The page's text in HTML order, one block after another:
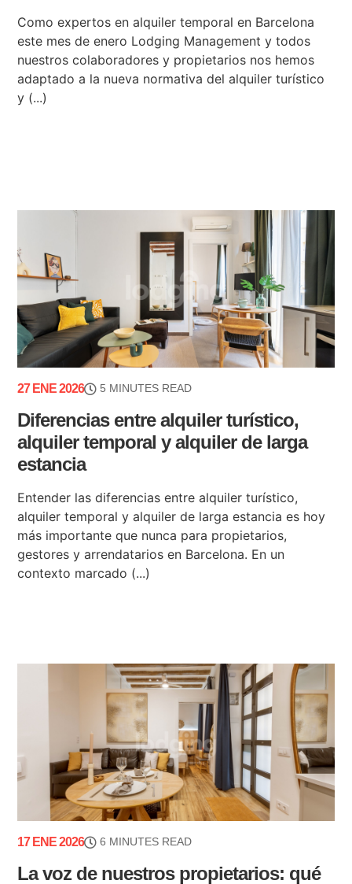
Como expertos en alquiler temporal en Barcelona
este mes de enero Lodging Management y todos
nuestros colaboradores y propietarios nos hemos
adaptado a la nueva normativa del alquiler turístico
y (...)
27 ENE 2026 5 MINUTES READ
Diferencias entre alquiler turístico,
alquiler temporal y alquiler de larga
estancia
Entender las diferencias entre alquiler turístico,
alquiler temporal y alquiler de larga estancia es hoy
más importante que nunca para propietarios,
gestores y arrendatarios en Barcelona. En un
contexto marcado (...)
17 ENE 2026 6 MINUTES READ
La voz de nuestros propietarios: qué